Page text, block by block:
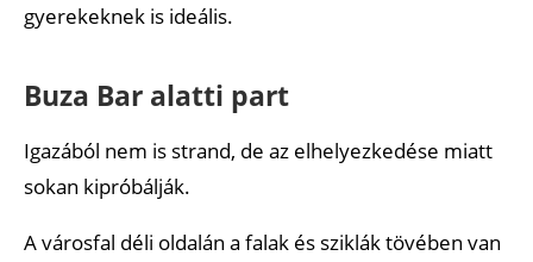
gyerekeknek is ideális.
Buza Bar alatti part
Igazából nem is strand, de az elhelyezkedése miatt
sokan kipróbálják.
A városfal déli oldalán a falak és sziklák tövében van